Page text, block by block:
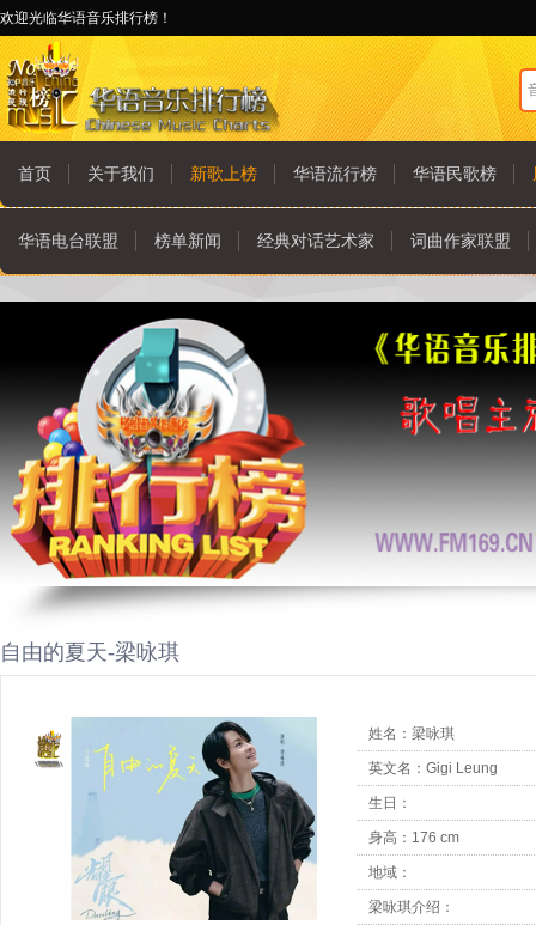
欢迎光临华语音乐排行榜！
首页 关于我们 新歌上榜 华语流行榜 华语民歌榜
华语电台联盟 榜单新闻 经典对话艺术家 词曲作家联盟
自由的夏天-梁咏琪
姓名：梁咏琪
英文名：Gigi Leung
生日：
身高：176 cm
地域：
梁咏琪介绍：